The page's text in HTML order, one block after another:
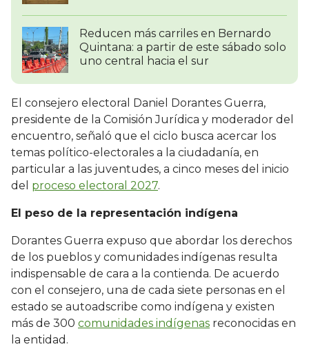
Reducen más carriles en Bernardo
Quintana: a partir de este sábado solo
uno central hacia el sur
El consejero electoral Daniel Dorantes Guerra,
presidente de la Comisión Jurídica y moderador del
encuentro, señaló que el ciclo busca acercar los
temas político-electorales a la ciudadanía, en
particular a las juventudes, a cinco meses del inicio
del proceso electoral 2027.
El peso de la representación indígena
Dorantes Guerra expuso que abordar los derechos
de los pueblos y comunidades indígenas resulta
indispensable de cara a la contienda. De acuerdo
con el consejero, una de cada siete personas en el
estado se autoadscribe como indígena y existen
más de 300 comunidades indígenas reconocidas en
la entidad.